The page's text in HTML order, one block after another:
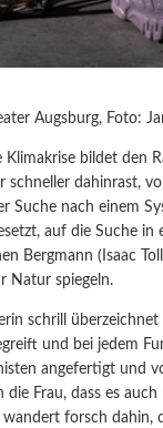
Augsburg, Foto:
Klimakrise bildet den
dahinrast,
Suche nach einem
auf die Suche
Bergmann (Isaac
Natur spiegeln.
schrill
und bei jedem
angefertigt und
Frau, dass es
forsch dahin,